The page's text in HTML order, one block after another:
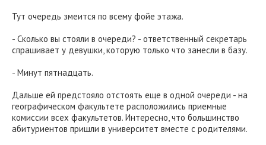
Тут очередь змеится по всему фойе этажа.
- Сколько вы стояли в очереди? - ответственный секретарь
спрашивает у девушки, которую только что занесли в базу.
- Минут пятнадцать.
Дальше ей предстояло отстоять еще в одной очереди - на
географическом факультете расположились приемные
комиссии всех факультетов. Интересно, что большинство
абитуриентов пришли в университет вместе с родителями.